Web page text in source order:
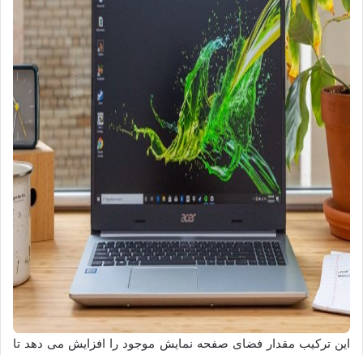
این ترکیب مقدار فضای صفحه نمایش موجود را افزایش می دهد تا